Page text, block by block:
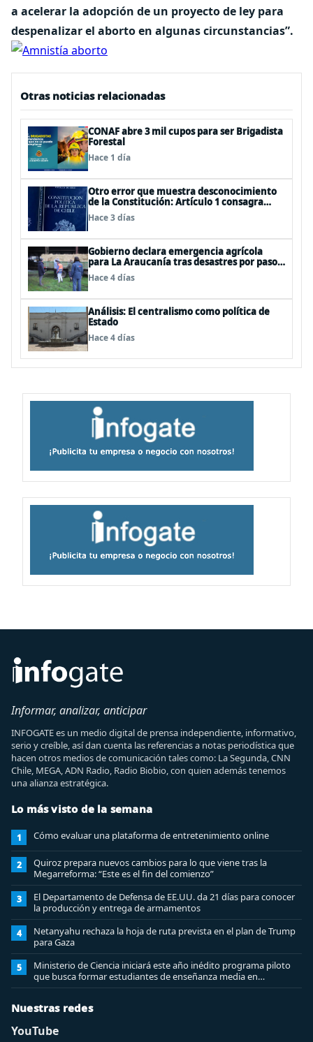
a acelerar la adopción de un proyecto de ley para
despenalizar el aborto en algunas circunstancias”.
Otras noticias relacionadas
CONAF abre 3 mil cupos para ser Brigadista
Forestal
Hace 1 día
Otro error que muestra desconocimiento
de la Constitución: Artículo 1 consagra
resguardar la seguridad nacional y
proteger a los ciudadanos
Hace 3 días
Gobierno declara emergencia agrícola
para La Araucanía tras desastres por pasos
de sistemas frontales
Hace 4 días
Análisis: El centralismo como política de
Estado
Hace 4 días
Informar, analizar, anticipar
INFOGATE es un medio digital de prensa independiente, informativo,
serio y creíble, así dan cuenta las referencias a notas periodística que
hacen otros medios de comunicación tales como: La Segunda, CNN
Chile, MEGA, ADN Radio, Radio Biobio, con quien además tenemos
una alianza estratégica.
Lo más visto de la semana
1 Cómo evaluar una plataforma de entretenimiento online
2
Quiroz prepara nuevos cambios para lo que viene tras la
Megarreforma: “Este es el fin del comienzo”
3
El Departamento de Defensa de EE.UU. da 21 días para conocer
la producción y entrega de armamentos
4
Netanyahu rechaza la hoja de ruta prevista en el plan de Trump
para Gaza
5
Ministerio de Ciencia iniciará este año inédito programa piloto
que busca formar estudiantes de enseñanza media en
ciberseguridad
Nuestras redes
YouTube